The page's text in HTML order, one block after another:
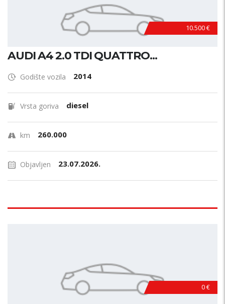
10.500 €
AUDI A4 2.0 TDI QUATTRO...
Godište vozila 2014
Vrsta goriva diesel
km 260.000
Objavljen 23.07.2026.
0 €